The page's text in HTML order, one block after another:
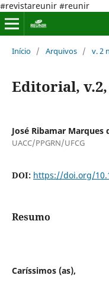
#revistareunir #reunir
Início / Arquivos / v. 2
Editorial, v.2,
José Ribamar Marques
UACC/PPGRN/UFCG
DOI: https://doi.org/
Resumo
Caríssimos (as),